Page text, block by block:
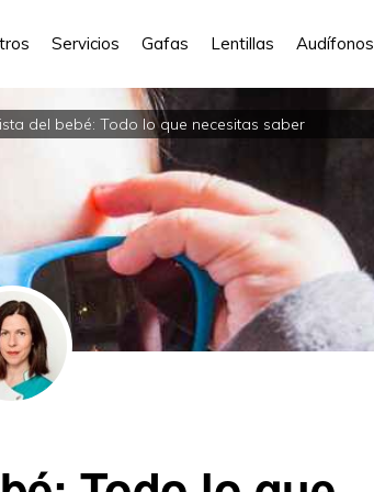
Servicios Gafas Lentillas Audífonos
del bebé: Todo lo que necesitas saber